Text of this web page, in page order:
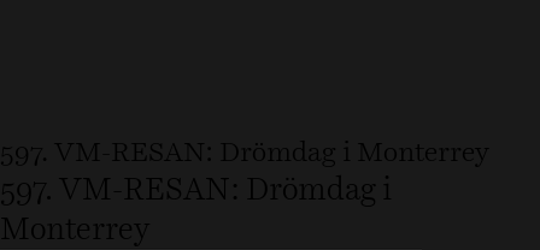
597. VM-RESAN: Drömdag i Monterrey
597. VM-RESAN: Drömdag i
Monterrey